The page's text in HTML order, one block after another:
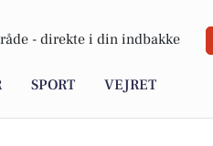
- direkte i din indbakke
SPORT VEJRET